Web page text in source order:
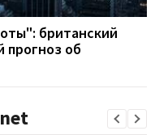
британский
об